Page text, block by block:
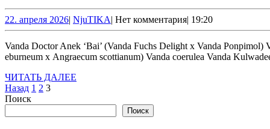
22. апреля 202622.
апреля
2026
| NjuTIKANjuTIKA
| Нет комментария| 19:20
Vanda Doctor Anek ‘Bai’ (Vanda Fuchs Delight x Vanda Ponpimol) Vanda Cattleya intermedia var. albescens Cymbidium erythrostylum Cattleya purpurata Angraecum Longiscott (Angraecum
eburneum x Angraecum scottianum) Vanda coerulea Vanda
ЧИТАТЬ ДАЛЕЕ
Пагинация
записей
Назад 1 2 3
Поиск
Поиск